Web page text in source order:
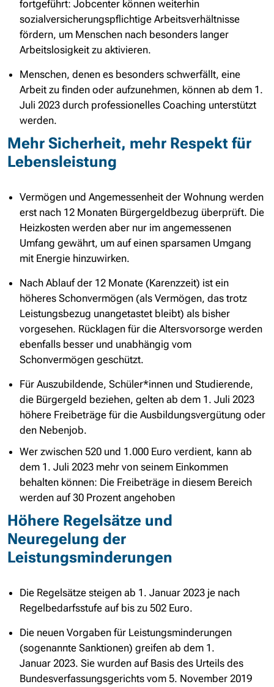
fortgeführt: Jobcenter können weiterhin
sozialversicherungspflichtige Arbeitsverhältnisse
fördern, um Menschen nach besonders langer
Arbeitslosigkeit zu aktivieren.
Menschen, denen es besonders schwerfällt, eine
Arbeit zu finden oder aufzunehmen, können ab dem 1.
Juli 2023 durch professionelles Coaching unterstützt
werden.
Mehr Sicherheit, mehr Respekt für
Lebensleistung
Vermögen und Angemessenheit der Wohnung werden
erst nach 12 Monaten Bürgergeldbezug überprüft. Die
Heizkosten werden aber nur im angemessenen
Umfang gewährt, um auf einen sparsamen Umgang
mit Energie hinzuwirken.
Nach Ablauf der 12 Monate (Karenzzeit) ist ein
höheres Schonvermögen (als Vermögen, das trotz
Leistungsbezug unangetastet bleibt) als bisher
vorgesehen. Rücklagen für die Altersvorsorge werden
ebenfalls besser und unabhängig vom
Schonvermögen geschützt.
Für Auszubildende, Schüler*innen und Studierende,
die Bürgergeld beziehen, gelten ab dem 1. Juli 2023
höhere Freibeträge für die Ausbildungsvergütung oder
den Nebenjob.
Wer zwischen 520 und 1.000 Euro verdient, kann ab
dem 1. Juli 2023 mehr von seinem Einkommen
behalten können: Die Freibeträge in diesem Bereich
werden auf30 Prozent angehoben
Höhere Regelsätze und
Neuregelung der
Leistungsminderungen
Die Regelsätze steigen ab 1. Januar 2023 je nach
Regelbedarfsstufe auf bis zu 502 Euro.
Die neuen Vorgaben für Leistungsminderungen
(sogenannte Sanktionen) greifen ab dem 1.
Januar 2023. Sie wurden auf Basis des Urteils des
Bundesverfassungsgerichts vom 5. November 2019